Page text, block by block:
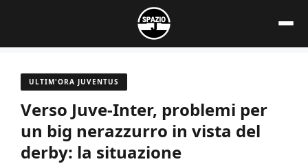
contenuto
ULTIM'ORA JUVENTUS
Verso Juve-Inter, problemi per
un big nerazzurro in vista del
derby: la situazione